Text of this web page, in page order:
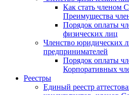
Как стать членом
Преимущества
Порядок оплаты
физических лиц
Членство юридических
предпринимателей
Порядок оплаты
Корпоративных
Реестры
Единый реестр